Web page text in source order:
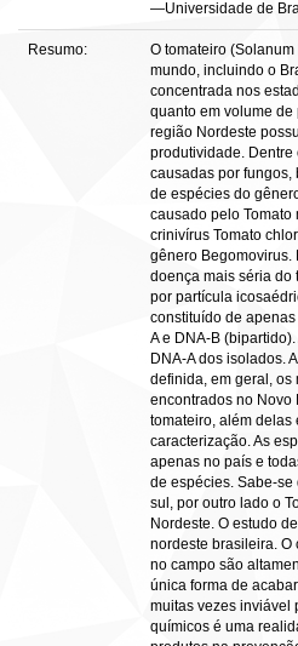
—Universidade de
Resumo:
O tomateiro
mundo, incluindo o
concentrada nos
quanto em volume
região Nordeste
produtividade. Dentre
causadas por fungos,
de espécies do
causado pelo Tomato
crinivírus Tomato
gênero Begomovirus.
doença mais séria do
por partícula
constituído de
A e DNA-B
DNA-A dos isolados.
definida, em geral, os
encontrados no Novo
tomateiro, além delas
caracterização. As
apenas no país e
de espécies. Sabe-se
sul, por outro lado o
Nordeste. O estudo
nordeste brasileira. O
no campo são
única forma de
muitas vezes inviável
químicos é uma